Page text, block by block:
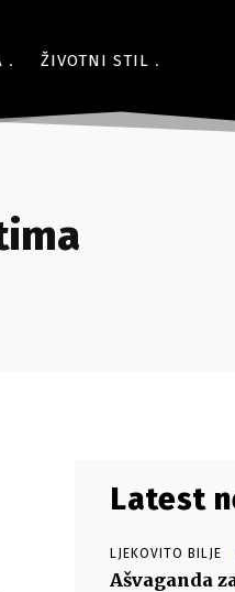
ŽIVOTNI STIL
Latest
LJEKOVITO BILJE
Ašvaganda